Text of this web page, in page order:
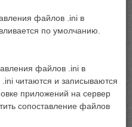
файлов .ini в
по умолчанию.
файлов .ini в
читаются и записываются
приложений на сервер
сопоставление файлов